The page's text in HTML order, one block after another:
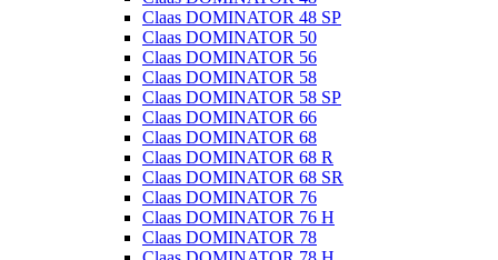
Claas DOMINATOR 48 SP
Claas DOMINATOR 50
Claas DOMINATOR 56
Claas DOMINATOR 58
Claas DOMINATOR 58 SP
Claas DOMINATOR 66
Claas DOMINATOR 68
Claas DOMINATOR 68 R
Claas DOMINATOR 68 SR
Claas DOMINATOR 76
Claas DOMINATOR 76 H
Claas DOMINATOR 78